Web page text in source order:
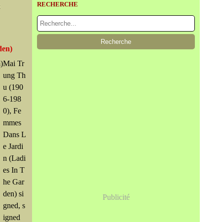
Mai Tr
ung Th
u (190
6-198
0), Fe
mmes
Dans L
e Jardi
n (Ladi
es In T
he Gar
den) si
gned, s
igned
RECHERCHE
Publicité